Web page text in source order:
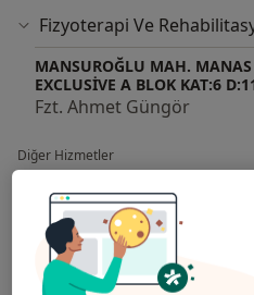
Fizyoterapi Ve
MANSUROĞLU MAH.
EXCLUSİVE A BLOK KAT:6
Fzt. Ahmet Güngör
Diğer Hizmetler
3 Boyutlu Skolyoz
Ameliyatsız Bel Fıtığı
Ameliyatsız Boyun Ağrısı